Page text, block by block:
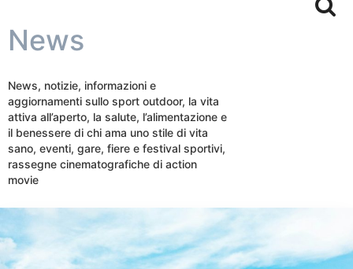
News
News, notizie, informazioni e
aggiornamenti sullo sport outdoor, la vita
attiva all’aperto, la salute, l’alimentazione e
il benessere di chi ama uno stile di vita
sano, eventi, gare, fiere e festival sportivi,
rassegne cinematografiche di action
movie